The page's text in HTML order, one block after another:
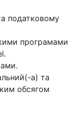
податковому
програмами
а) та
обсягом